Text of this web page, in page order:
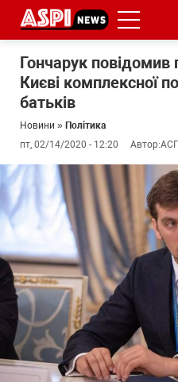
Гончарук повідомив
Києві комплексної
батьків
Новини » Політика
пт, 02/14/2020 - 12:20
Автор:
#ООС
#боротьба
з
корупцією
#ДФС